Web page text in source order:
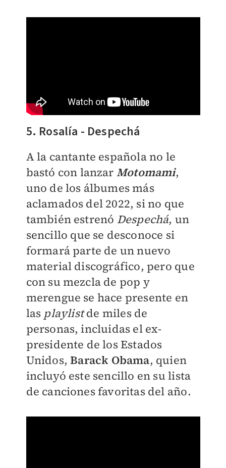
5. Rosalía - Despechá
A la cantante española no le
bastó con lanzar Motomami,
uno de los álbumes más
aclamados del 2022, si no que
también estrenó Despechá, un
sencillo que se desconoce si
formará parte de un nuevo
material discográfico, pero que
con su mezcla de pop y
merengue se hace presente en
las playlistde miles de
personas, incluidas el ex-
presidente de los Estados
Unidos,Barack Obama, quien
incluyó este sencillo en su lista
de canciones favoritas del año.